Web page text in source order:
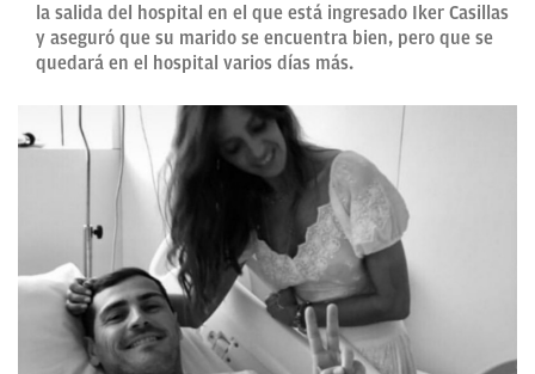
la salida del hospital en el que está ingresado Iker Casillas
y aseguró que su marido se encuentra bien, pero que se
quedará en el hospital varios días más.